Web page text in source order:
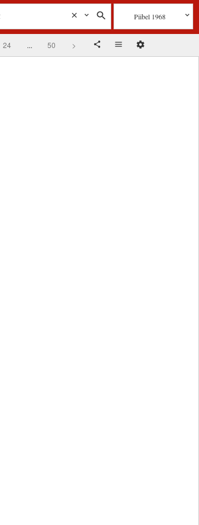
Piibel 1968
24 ... 50 >